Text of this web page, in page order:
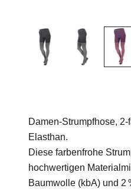
Damen-Strumpfhose,
Elasthan.
Diese farbenfrohe
hochwertigen
Baumwolle (kbA) und 2